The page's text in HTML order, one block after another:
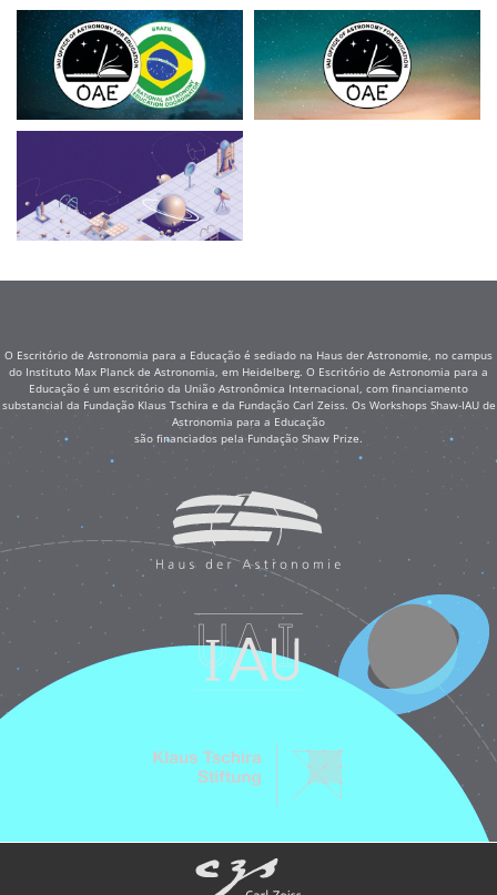
O Escritório de Astronomia para a Educação é sediado na Haus der Astronomie, no campus
do Instituto Max Planck de Astronomia, em Heidelberg. O Escritório de Astronomia para a
Educação é um escritório da União Astronômica Internacional, com financiamento
substancial da Fundação Klaus Tschira e da Fundação Carl Zeiss. Os Workshops Shaw-IAU de
Astronomia para a Educação
são financiados pela Fundação Shaw Prize.